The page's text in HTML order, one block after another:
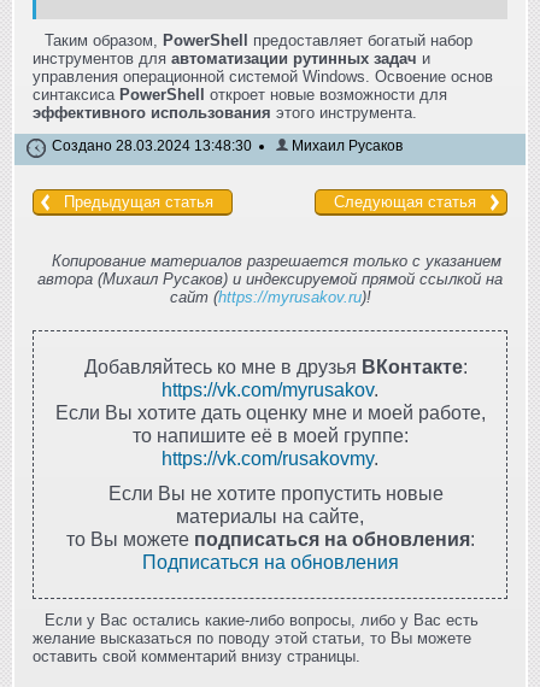
Таким образом, PowerShell
предоставляет богатый набор
инструментов для автоматизации рутинных задач и
управления операционной системой Windows. Освоение основ
синтаксиса PowerShell
откроет новые возможности для
эффективного использования этого инструмента.
Создано 28.03.2024 13:48:30 Михаил Русаков
Предыдущая статья Следующая статья
Копирование материалов разрешается только с указанием
автора (Михаил Русаков) и индексируемой прямой ссылкой на
сайт (https://myrusakov.ru)!
Добавляйтесь ко мне в друзья ВКонтакте:
https://vk.com/myrusakov.
Если Вы хотите дать оценку мне и моей работе,
то напишите её в моей группе:
https://vk.com/rusakovmy.
Если Вы не хотите пропустить новые
материалы на сайте,
то Вы можете подписаться на обновления:
Подписаться на обновления
Если у Вас остались какие-либо вопросы, либо у Вас есть
желание высказаться по поводу этой статьи, то Вы можете
оставить свой комментарий внизу страницы.